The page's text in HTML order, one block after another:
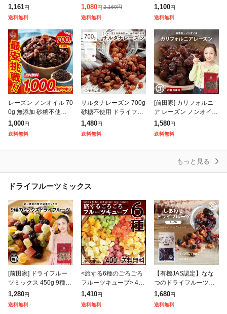
使用 葡萄 ブドウ ぶど
う ドライフルーツ おや
つ メール便 送料無料
1,161円
送料無料
(ウズベキスタン産) た
っぷり900g食べ放題♪
ドライフルーツ ウズベ
キスタン産
1,080円 2,160円
送料無料
850g 訳あり 無選別 不
揃い ドライフルーツ 無
添加 砂糖不使用 [ 果物
ほ
1,100円
送料無料
レーズン ノンオイル 70
0g 無添加 砂糖不使用
ドライフルーツ カリフ
ォルニアレーズン 大容
量 お徳用 ブドウ 1000
1,000円
送料無料
サルタナレーズン 700g
砂糖不使用 ドライフル
ーツ 送料無料 スイーツ
ダイエット 干しぶどう
レーズン 健康
1,480円
送料無料
[前田家] カリフォルニ
ア レーズン ノンオイル
800g 女性に嬉しい果物
サプリメント 無添加 砂
糖不使用 ドライフルー
1,580円
送料無料
もっと見る
ドライフルーツミックス
[前田家] ドライフルー
ツミックス 450g 9種類
の贅沢ドライフルーツ
女性に嬉しい果物サプ
リメント ビタミン 食物
1,280円
送料無料
<旅する6種のごろごろ
フルーツキューブ> 400
g ヨーグルトに入れて
も◎ キウイ ストロベリ
ー メロン マンゴー パ
1,410円
送料無料
【有機JAS認定】なな
つのドライフルーツミ
ックス250g 送料無料
有機オーガニック 10
0% 7種類のドライフル
1,680円
送料無料